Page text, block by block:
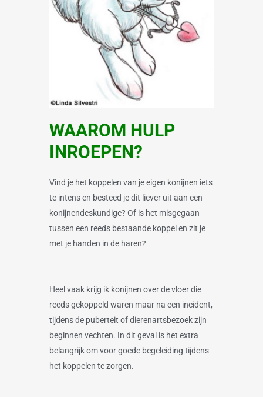
WAAROM HULP
INROEPEN?
Vind je het koppelen van je eigen konijnen iets
te intens en besteed je dit liever uit aan een
konijnendeskundige? Of is het misgegaan
tussen een reeds bestaande koppel en zit je
met je handen in de haren?
Heel vaak krijg ik konijnen over de vloer die
reeds gekoppeld waren maar na een incident,
tijdens de puberteit of dierenartsbezoek zijn
beginnen vechten. In dit geval is het extra
belangrijk om voor goede begeleiding tijdens
het koppelen te zorgen.